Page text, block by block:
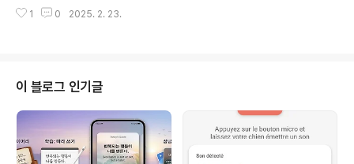
규칙은 딱 3가지!같은 색깔 블럭을..
앱(App)의 제목은 무엇인가요?"플라잉 대시(Flying Das
간단하게 살펴볼 수 있습니다. 게임시작과 함게 게임을 시
작합니다. 2. 게임은 장애물을 피해 동전을 많이 최대한 많
이 모으면서 동굴을 탈출하는 게임입니다. 3. 탐험과정에
서 방어 아이템과 폭탄 아이템이 있습니다. 방어 아이템은
장애물 충돌을 1회 막을 수 있습니다. 폭탄 아이..
1 0 2025. 2. 23.
이 블로그 인기글